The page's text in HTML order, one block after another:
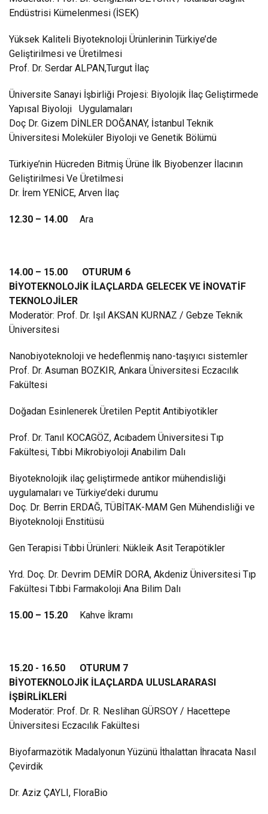
Endüstrisi Kümelenmesi (İSEK)
Yüksek Kaliteli Biyoteknoloji Ürünlerinin Türkiye’de
Geliştirilmesi ve Üretilmesi
Prof. Dr. Serdar ALPAN,Turgut İlaç
Üniversite Sanayi İşbirliği Projesi: Biyolojik İlaç Geliştirmede
Yapısal Biyoloji Uygulamaları
Doç Dr. Gizem DİNLER DOĞANAY, İstanbul Teknik
Üniversitesi Moleküler Biyoloji ve Genetik Bölümü
Türkiye’nin Hücreden Bitmiş Ürüne İlk Biyobenzer İlacının
Geliştirilmesi Ve Üretilmesi
Dr. İrem YENİCE, Arven İlaç
12.30 – 14.00 Ara
14.00 – 15.00 OTURUM 6
BİYOTEKNOLOJİK İLAÇLARDA GELECEK VE İNOVATİF
TEKNOLOJİLER
Moderatör: Prof. Dr. Işıl AKSAN KURNAZ / Gebze Teknik
Üniversitesi
Nanobiyoteknoloji ve hedeflenmiş nano-taşıyıcı sistemler
Prof. Dr. Asuman BOZKIR, Ankara Üniversitesi Eczacılık
Fakültesi
Doğadan Esinlenerek Üretilen Peptit Antibiyotikler
Prof. Dr. Tanıl KOCAGÖZ, Acıbadem Üniversitesi Tıp
Fakültesi, Tıbbi Mikrobiyoloji Anabilim Dalı
Biyoteknolojik ilaç geliştirmede antikor mühendisliği
uygulamaları ve Türkiye’deki durumu
Doç. Dr. Berrin ERDAĞ, TÜBİTAK-MAM Gen Mühendisliği ve
Biyoteknoloji Enstitüsü
Gen Terapisi Tıbbi Ürünleri: Nükleik Asit Terapötikler
Yrd. Doç. Dr. Devrim DEMİR DORA, Akdeniz Üniversitesi Tıp
Fakültesi Tıbbi Farmakoloji Ana Bilim Dalı
15.00 – 15.20 Kahve İkramı
15.20 - 16.50 OTURUM 7
BİYOTEKNOLOJİK İLAÇLARDA ULUSLARARASI
İŞBİRLİKLERİ
Moderatör: Prof. Dr. R. Neslihan GÜRSOY / Hacettepe
Üniversitesi Eczacılık Fakültesi
Biyofarmazötik Madalyonun Yüzünü İthalattan İhracata Nasıl
Çevirdik
Dr. Aziz ÇAYLI, FloraBio